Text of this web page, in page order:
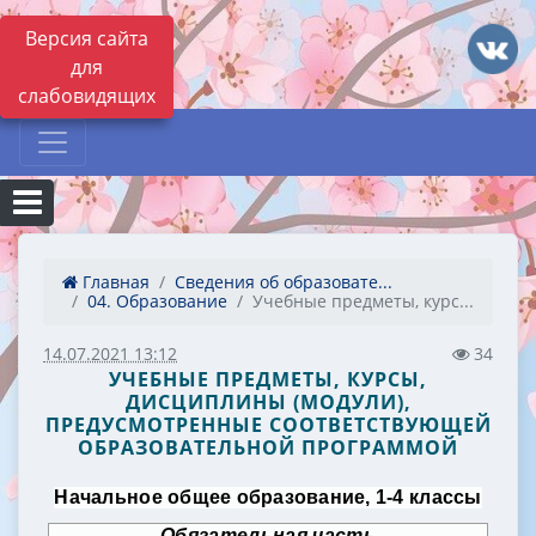
Версия сайта
для
слабовидящих
Главная
Сведения об образовате...
04. Образование
Учебные предметы, курс...
14.07.2021 13:12 34
УЧЕБНЫЕ ПРЕДМЕТЫ, КУРСЫ,
ДИСЦИПЛИНЫ (МОДУЛИ),
ПРЕДУСМОТРЕННЫЕ СООТВЕТСТВУЮЩЕЙ
ОБРАЗОВАТЕЛЬНОЙ ПРОГРАММОЙ
Начальное общее образование, 1-4 классы